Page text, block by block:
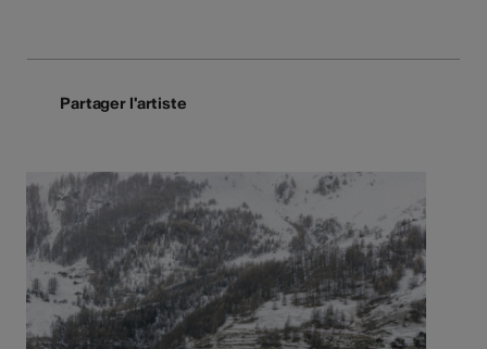
Partager l'artiste